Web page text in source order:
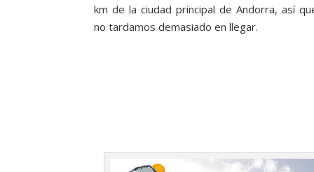
km de la ciudad principal de Andorra, así
no tardamos demasiado en llegar.